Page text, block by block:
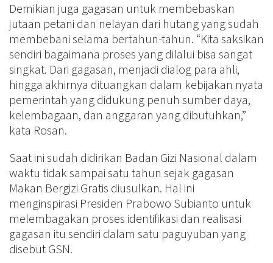
Demikian juga gagasan untuk membebaskan
jutaan petani dan nelayan dari hutang yang sudah
membebani selama bertahun-tahun. “Kita saksikan
sendiri bagaimana proses yang dilalui bisa sangat
singkat. Dari gagasan, menjadi dialog para ahli,
hingga akhirnya dituangkan dalam kebijakan nyata
pemerintah yang didukung penuh sumber daya,
kelembagaan, dan anggaran yang dibutuhkan,”
kata Rosan.
Saat ini sudah didirikan Badan Gizi Nasional dalam
waktu tidak sampai satu tahun sejak gagasan
Makan Bergizi Gratis diusulkan. Hal ini
menginspirasi Presiden Prabowo Subianto untuk
melembagakan proses identifikasi dan realisasi
gagasan itu sendiri dalam satu paguyuban yang
disebut GSN.